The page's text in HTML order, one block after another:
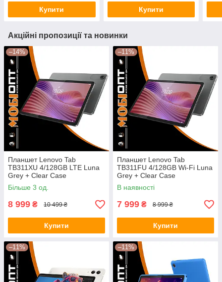
Купити Купити
Акційні пропозиції та новинки
–14%
Планшет Lenovo Tab
TB311XU 4/128GB LTE Luna
Grey + Clear Case
(ZAEJ0050UA) UA UCRF
Більше 3 од.
8 999 ₴ 10 499 ₴
Купити
–11%
Планшет Lenovo Tab
TB311FU 4/128GB Wi-Fi Luna
Grey + Clear Case
(ZAEH0006UA) UA UCRF
В наявності
7 999 ₴ 8 999 ₴
Купити
–11% –11%